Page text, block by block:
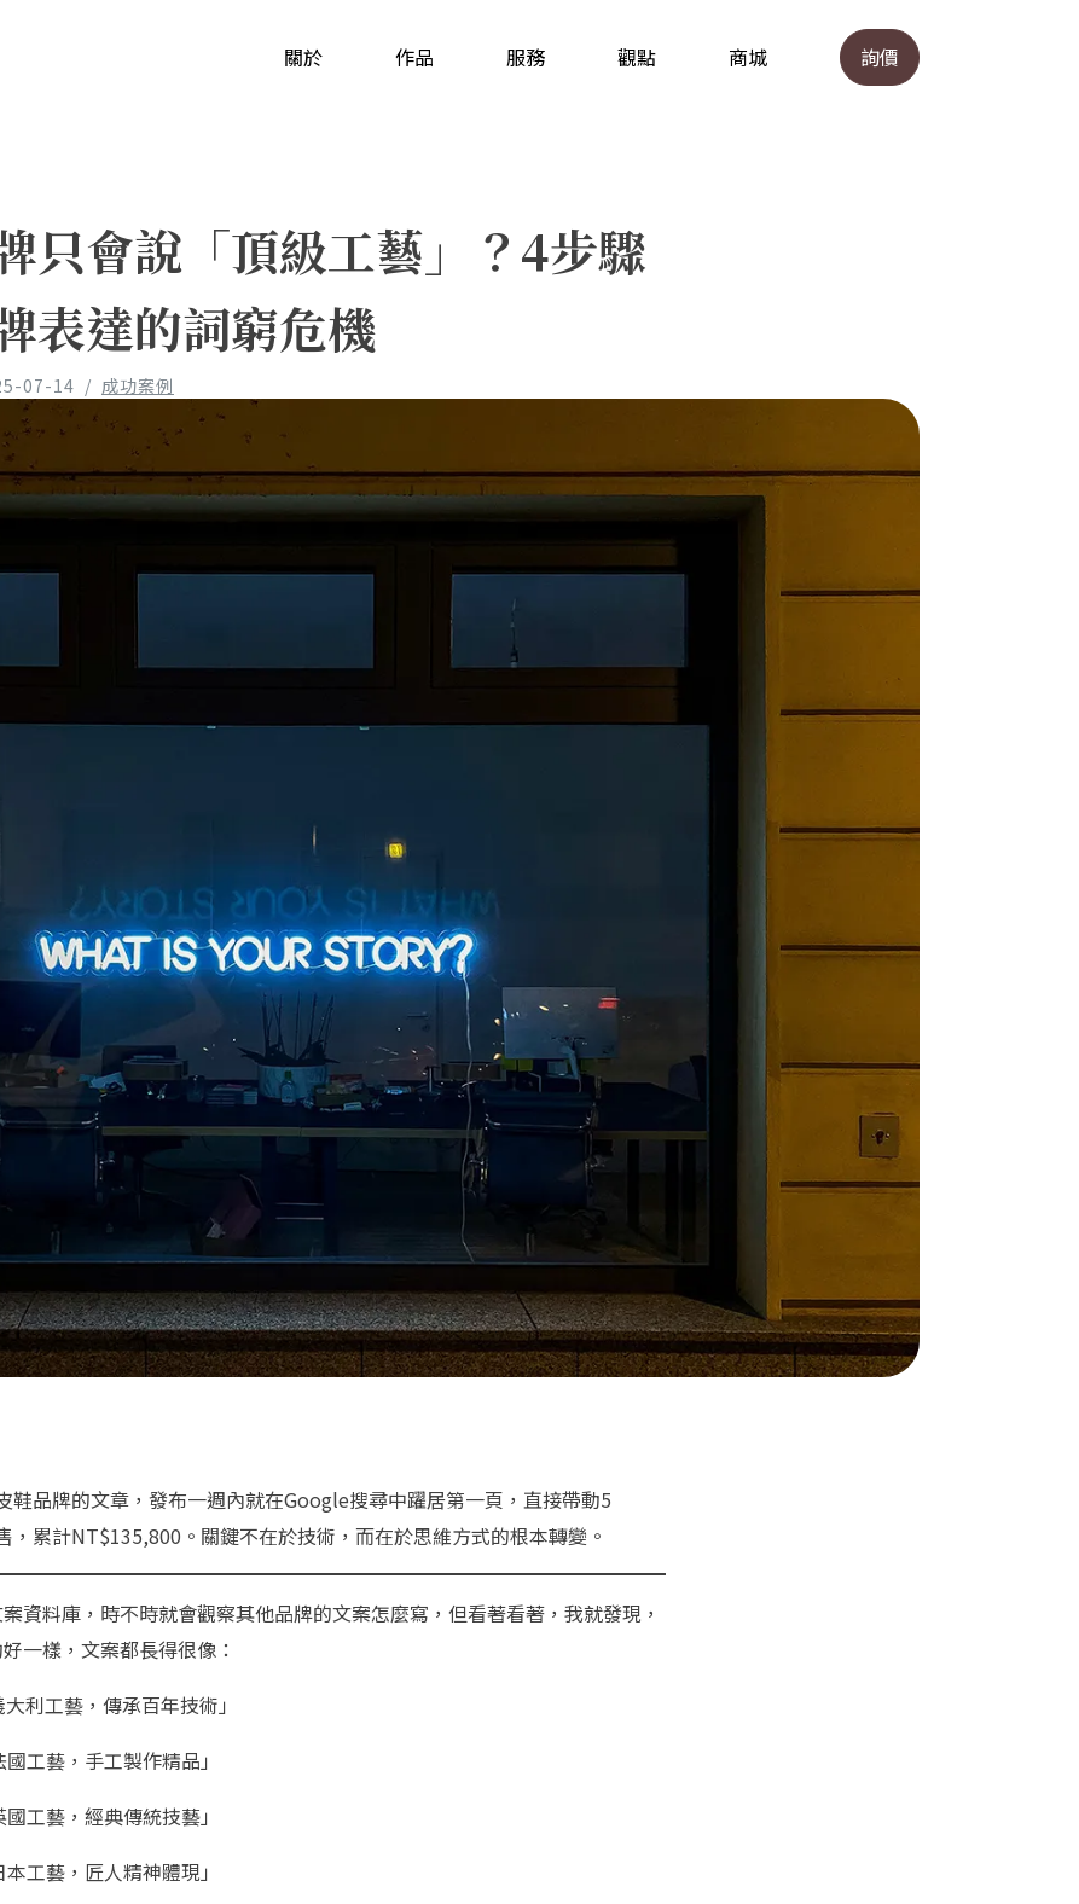
關於 作品 服務 觀點 商城 詢價
只會說「頂級工藝」？4步驟
表達的詞窮危機
07-14 / 成功案例
鞋品牌的文章，發布一週內就在Google搜尋中躍居第一頁，直接帶動5
，累計NT$135,800。關鍵不在於技術，而在於思維方式的根本轉變。
資料庫，時不時就會觀察其他品牌的文案怎麼寫，但看著看著，我就發現，
一樣，文案都長得很像：
利工藝，傳承百年技術」
工藝，手工製作精品」
工藝，經典傳統技藝」
工藝，匠人精神體現」